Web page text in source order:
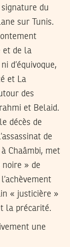
du
sur Tunis.
et de la
d’équivoque,
et La
des
et Belaid.
décès de
de
Chaâmbi, met
noire » de
« justicière »
la précarité.
une